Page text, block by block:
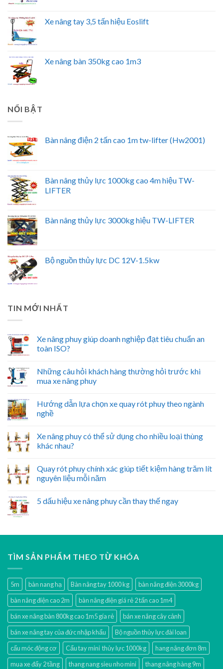
Xe nâng tay 3,5 tấn hiệu Eoslift
Xe nâng bàn 350kg cao 1m3
NỔI BẬT
Bàn nâng điện 2 tấn cao 1m tw-lifter (Hw2001)
Bàn nâng thủy lực 1000kg cao 4m hiệu TW-
LIFTER
Bàn nâng thủy lực 3000kg hiệu TW-LIFTER
Bộ nguồn thủy lực DC 12V-1.5kw
TIN MỚI NHẤT
Xe nâng phuy giúp doanh nghiệp đạt tiêu chuẩn an
toàn ISO?
Những câu hỏi khách hàng thường hỏi trước khi
mua xe nâng phuy
Hướng dẫn lựa chọn xe quay rót phuy theo ngành
nghề
Xe nâng phuy có thể sử dụng cho nhiều loại thùng
khác nhau?
Quay rót phuy chính xác giúp tiết kiệm hàng trăm lít
nguyên liệu mỗi năm
5 dấu hiệu xe nâng phuy cần thay thế ngay
TÌM SẢN PHẨM THEO TỪ KHÓA
5m bàn nang hạ Bàn nâng tay 1000 kg
bàn nâng điện 3000kg
bàn nâng điện cao 2m
bàn nâng điện giá rẻ 2 tấn cao 1m4
bán xe nâng bàn 800kg cao 1m5 gía rẻ
bán xe nâng cây cảnh
bán xe nâng tay của đức nhập khẩu
Bộ nguồn thủy lực đài loan
cẩu móc động cơ
Cẩu tay mini thủy lực 1000kg
hang nâng đơn 8m
mua xe đẩy 2 tầng
thang nang sieu nho mini
thang nâng hàng 9m